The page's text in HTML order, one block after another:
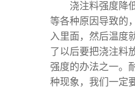
浇注料强度降低
等各种原因导致的
入里面，然后温度
了以后要把浇注料
强度的办法之一。
种现象，我们一定